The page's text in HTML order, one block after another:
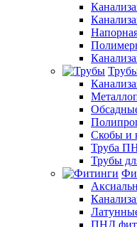
Скобы и
Труба
Трубы
ПНД